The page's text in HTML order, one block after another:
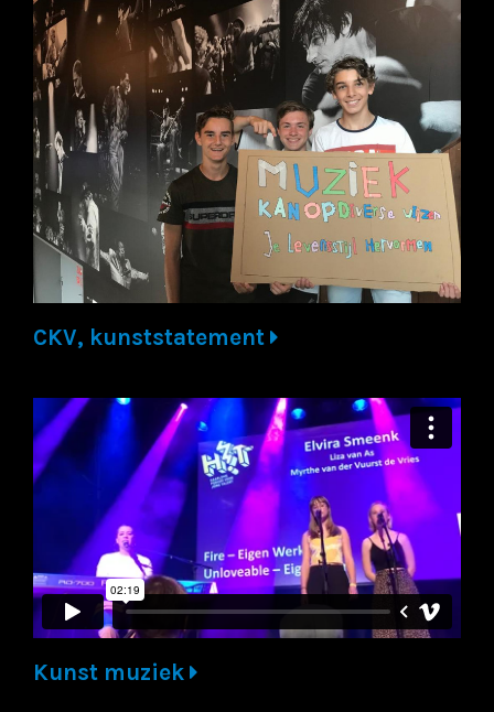
CKV, kunststatement
Kunst muziek